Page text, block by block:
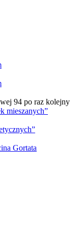
94 po raz kolejny
mieszanych”
Gortata